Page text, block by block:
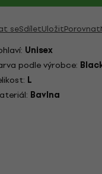
seSdíletUložitPorovnat
Unisex
podle výrobce:
L
Bavlna